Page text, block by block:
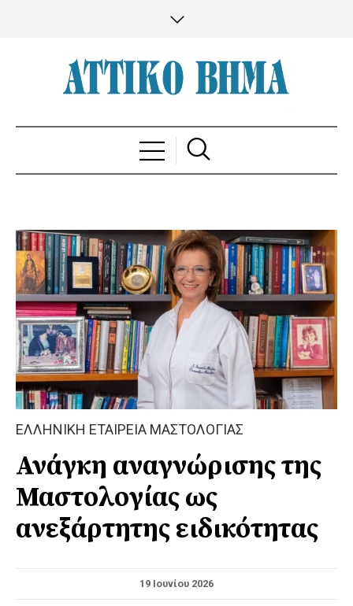
ΕΛΛΗΝΙΚΗ ΕΤΑΙΡΕΙΑ ΜΑΣΤΟΛΟΓΙΑΣ
Ανάγκη αναγνώρισης της
Μαστολογίας ως
ανεξάρτητης ειδικότητας
19 Ιουνίου 2026